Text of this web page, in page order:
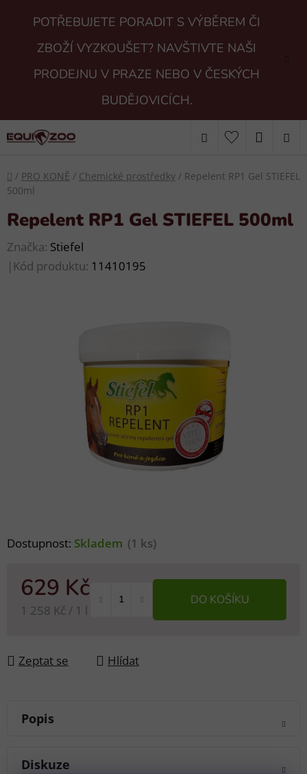
POTŘEBUJETE PORADIT S VÝBĚREM ČI
ZBOŽÍ VYZKOUŠET? NAVŠTIVTE NAŠI
PRODEJNU V PRAZE NEBO V ČESKÝCH
BUDĚJOVICÍCH.
Hledat
KOŠÍK
Domů
/ PRO KONĚ / Chemické prostředky / Repelent RP1 Gel STIEFEL
500ml
Dostupnost: Skladem (1 ks)
629 Kč
Měrná cena:
1 258 Kč / 1 l
DO KOŠÍKU
Zeptat se Hlídat
Repelent RP1 Gel STIEFEL 500ml
Značka: Stiefel
| Kód produktu: 11410195
Popis
Diskuze